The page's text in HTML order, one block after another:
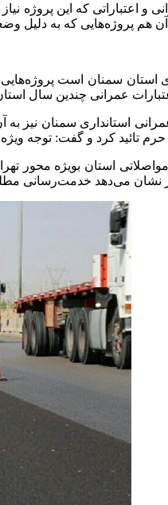
و اعتباراتی که این پروژه
آن هم پروژه‌هایی که به
عمرانی چندین سال
استانداری سمنان نیز به
تائید کرد و گفت: توجه
می‌دهد خدمت‌رسانی